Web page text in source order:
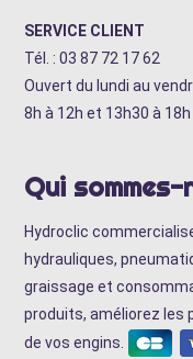
SERVICE CLIENT
Tél. : 03 87 72 17 62
Ouvert du lundi au
8h à 12h et 13h30 à 18h
Qui sommes-
Hydroclic
hydrauliques,
graissage et
produits, améliorez les
de vos engins.